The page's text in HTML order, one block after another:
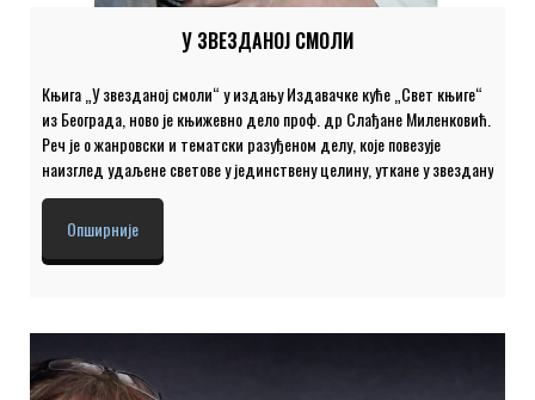
У ЗВЕЗДАНОЈ СМОЛИ
Књига „У звезданој смоли“ у издању Издавачке куће „Свет књиге“
из Београда, ново је књижевно дело проф. др Слађане Миленковић.
Реч је о жанровски и тематски разуђеном делу, које повезује
наизглед удаљене светове у јединствену целину, уткане у звездану
смолу речи. Кроз пажљиво структурисане циклусе, ауторка води
читаоца од митских и историјских оквира, преко урбаних и
савремених пејзажа, па све до интимних и реалистичних прича с
примесама магијског. Стилски разиграна и емоционално дубока,
„Душан Васиљев”. Гост: Проф. […]
Опширније